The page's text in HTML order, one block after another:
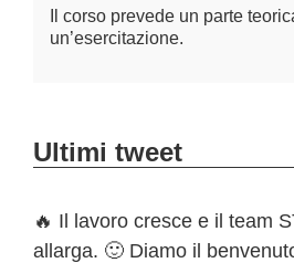
Il corso prevede un parte
un’esercitazione.
Ultimi tweet
🔥 Il lavoro cresce e il team
allarga. 🙂 Diamo il